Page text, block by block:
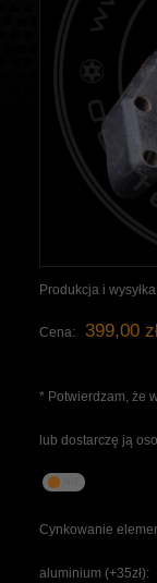
Produkcja i
Cena: 399,00
* Potwierdzam, że
lub dostarczę ją
Cynkowanie
aluminium (+35zł):